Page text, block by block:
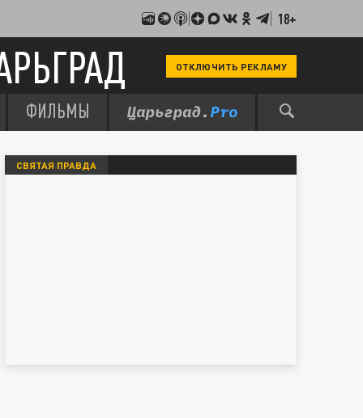
18+
ОТКЛЮЧИТЬ РЕКЛАМУ
ФИЛЬМЫ
СВЯТАЯ ПРАВДА